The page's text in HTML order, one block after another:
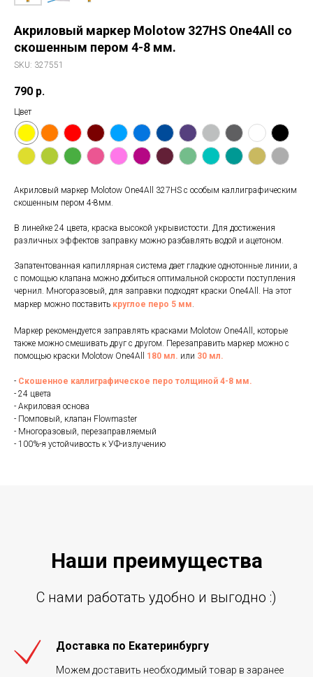
Акриловый маркер Molotow 327HS One4All со
скошенным пером 4-8 мм.
SKU: 327551
790 р.
Цвет
Акриловый маркер Molotow One4All 327HS с особым каллиграфическим
скошенным пером 4-8мм.
В линейке 24 цвета, краска высокой укрывистости. Для достижения
различных эффектов заправку можно разбавлять водой и ацетоном.
Запатентованная капиллярная система дает гладкие однотонные линии, а
с помощью клапана можно добиться оптимальной скорости поступления
чернил. Многоразовый, для заправки подходят краски One4All. На этот
маркер можно поставить круглое перо 5 мм.
Маркер рекомендуется заправлять красками Molotow One4All, которые
также можно смешивать друг с другом. Перезаправить маркер можно с
помощью краски Molotow One4All 180 мл. или 30 мл.
- Скошенное каллиграфическое перо толщиной 4-8 мм.
- 24 цвета
- Акриловая основа
- Помповый, клапан Flowmaster
- Многоразовый, перезаправляемый
- 100%-я устойчивость к УФ-излучению
Наши преимущества
С нами работать удобно и выгодно :)
Доставка по Екатеринбургу
Можем доставить необходимый товар в заранее